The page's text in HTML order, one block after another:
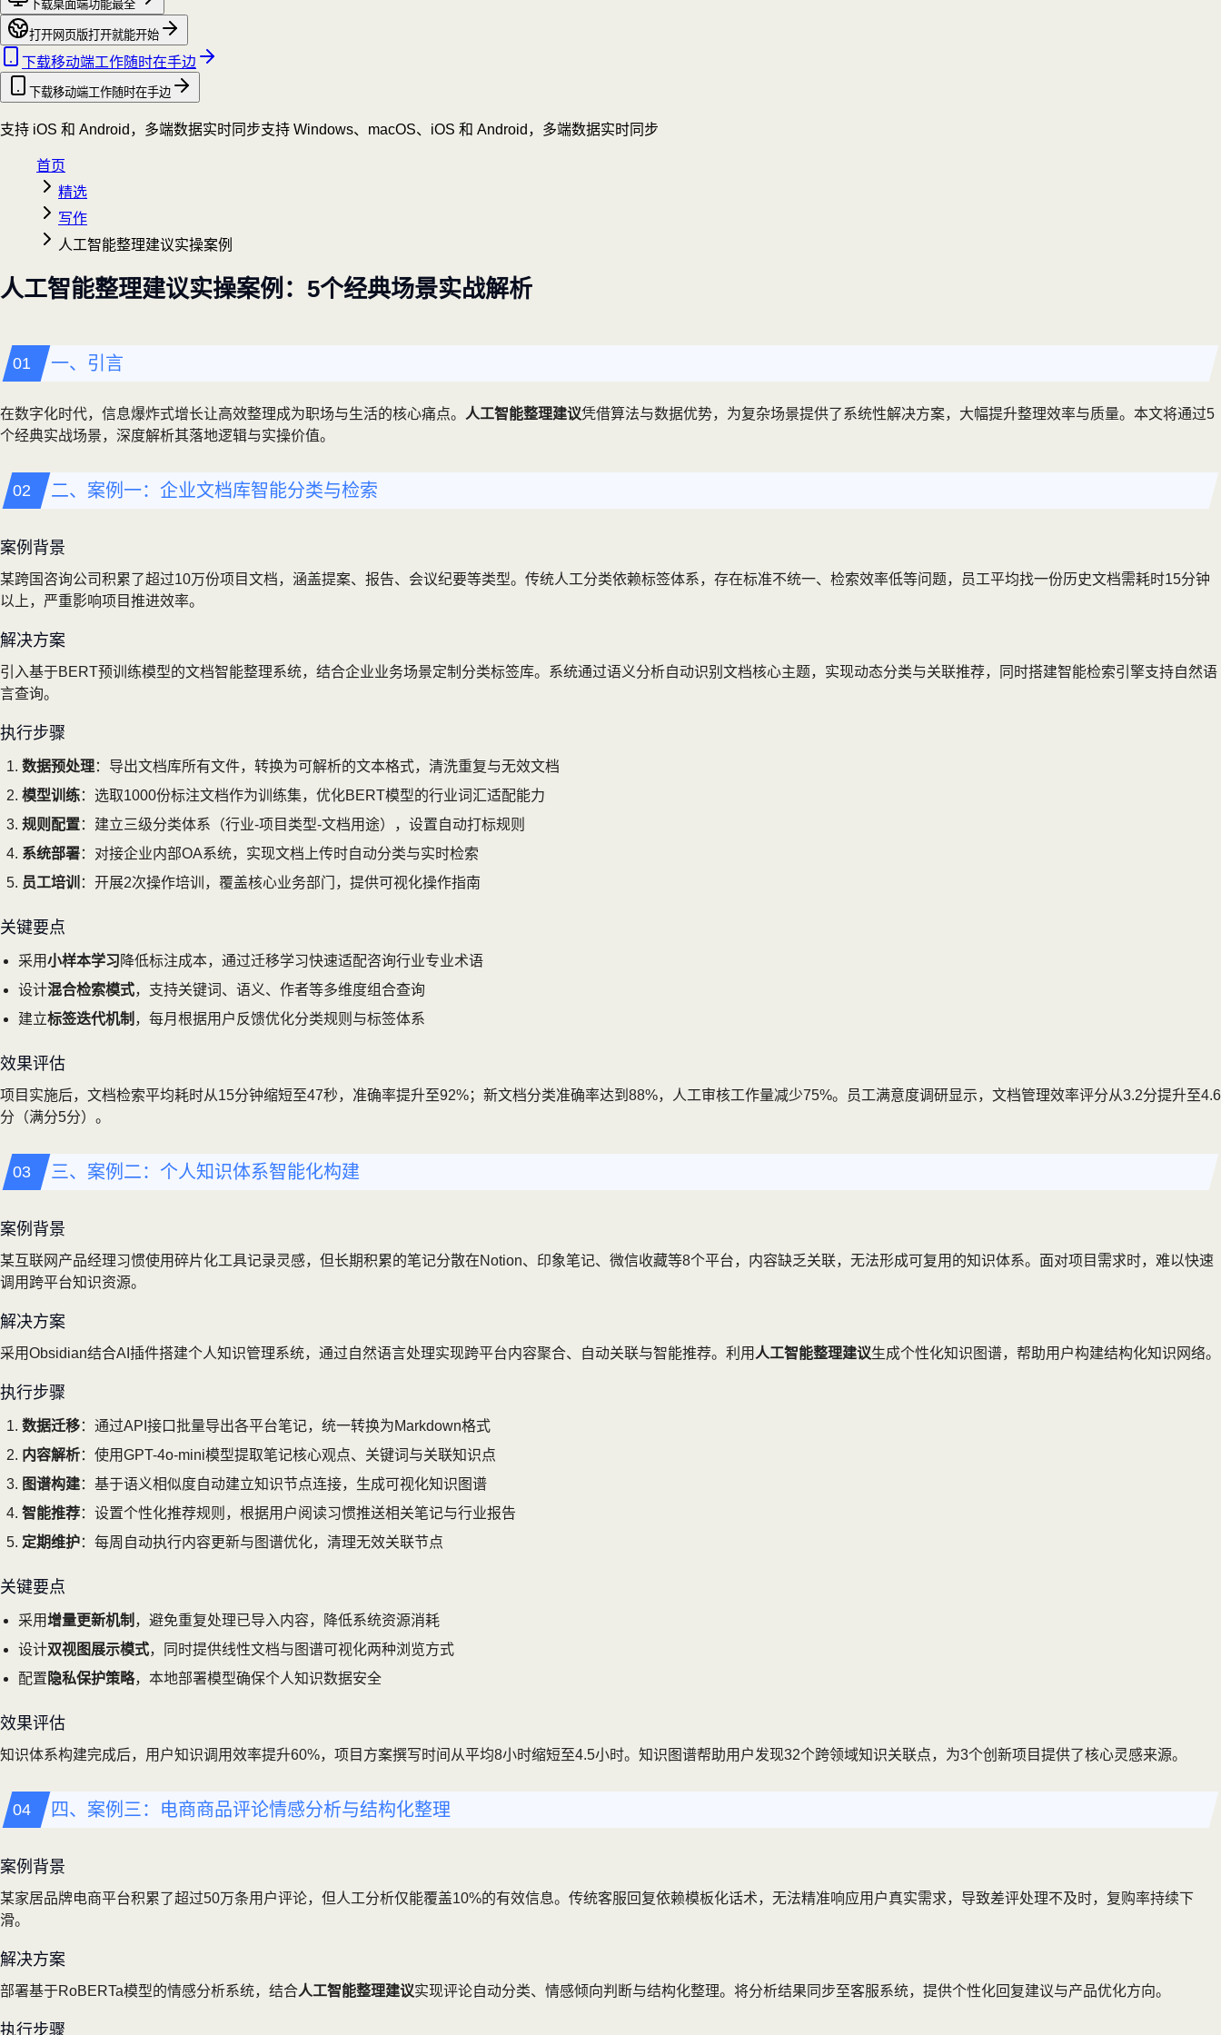
下载桌面端功能最全
打开网页版打开就能开始
下载移动端工作随时在手边
下载移动端工作随时在手边
支持 iOS 和 Android，多端数据实时同步支持 Windows、macOS、iOS 和 Android，多端数据实时同步
首页
精选
写作
人工智能整理建议实操案例
人工智能整理建议实操案例：5个经典场景实战解析
一、引言
在数字化时代，信息爆炸式增长让高效整理成为职场与生活的核心痛点。 人工智能整理建议凭借算法与数据优势，为复杂场景提供了系统性解决方案，大幅提升整理效率与质量。本文将通过5
个经典实战场景，深度解析其落地逻辑与实操价值。
二、案例一：企业文档库智能分类与检索
案例背景
某跨国咨询公司积累了超过10万份项目文档，涵盖提案、报告、会议纪要等类型。传统人工分类依赖标签体系，存在标准不统一、检索效率低等问题，员工平均找一份历史文档需耗时15分钟
以上，严重影响项目推进效率。
解决方案
引入基于BERT预训练模型的文档智能整理系统，结合企业业务场景定制分类标签库。系统通过语义分析自动识别文档核心主题，实现动态分类与关联推荐，同时搭建智能检索引擎支持自然语
言查询。
执行步骤
数据预处理：导出文档库所有文件，转换为可解析的文本格式，清洗重复与无效文档
模型训练：选取1000份标注文档作为训练集，优化BERT模型的行业词汇适配能力
规则配置：建立三级分类体系（行业-项目类型-文档用途），设置自动打标规则
系统部署：对接企业内部OA系统，实现文档上传时自动分类与实时检索
员工培训 ：开展2次操作培训，覆盖核心业务部门，提供可视化操作指南
关键要点
采用小样本学习 降低标注成本，通过迁移学习快速适配咨询行业专业术语
设计混合检索模式，支持关键词、语义、作者等多维度组合查询
建立标签迭代机制 ，每月根据用户反馈优化分类规则与标签体系
效果评估
项目实施后，文档检索平均耗时从15分钟缩短至47秒，准确率提升至92%；新文档分类准确率达到88%，人工审核工作量减少75%。员工满意度调研显示，文档管理效率评分从3.2分提升至4.6
分（满分5分）。
三、案例二：个人知识体系智能化构建
案例背景
某互联网产品经理习惯使用碎片化工具记录灵感，但长期积累的笔记分散在Notion、印象笔记、微信收藏等8个平台，内容缺乏关联，无法形成可复用的知识体系。面对项目需求时，难以快速
调用跨平台知识资源。
解决方案
采用Obsidian结合AI插件搭建个人知识管理系统，通过自然语言处理实现跨平台内容聚合、自动关联与智能推荐。利用 人工智能整理建议生成个性化知识图谱，帮助用户构建结构化知识网络。
执行步骤
数据迁移：通过API接口批量导出各平台笔记，统一转换为Markdown格式
内容解析：使用GPT-4o-mini模型提取笔记核心观点、关键词与关联知识点
图谱构建：基于语义相似度自动建立知识节点连接，生成可视化知识图谱
智能推荐：设置个性化推荐规则，根据用户阅读习惯推送相关笔记与行业报告
定期维护：每周自动执行内容更新与图谱优化，清理无效关联节点
关键要点
采用增量更新机制 ，避免重复处理已导入内容，降低系统资源消耗
设计双视图展示模式，同时提供线性文档与图谱可视化两种浏览方式
配置 隐私保护策略，本地部署模型确保个人知识数据安全
效果评估
知识体系构建完成后，用户知识调用效率提升60%，项目方案撰写时间从平均8小时缩短至4.5小时。知识图谱帮助用户发现32个跨领域知识关联点，为3个创新项目提供了核心灵感来源。
四、案例三：电商商品评论情感分析与结构化整理
案例背景
某家居品牌电商平台积累了超过50万条用户评论，但人工分析仅能覆盖10%的有效信息。传统客服回复依赖模板化话术，无法精准响应用户真实需求，导致差评处理不及时，复购率持续下
滑。
解决方案
部署基于RoBERTa模型的情感分析系统，结合人工智能整理建议实现评论自动分类、情感倾向判断与结构化整理。将分析结果同步至客服系统，提供个性化回复建议与产品优化方向。
执行步骤